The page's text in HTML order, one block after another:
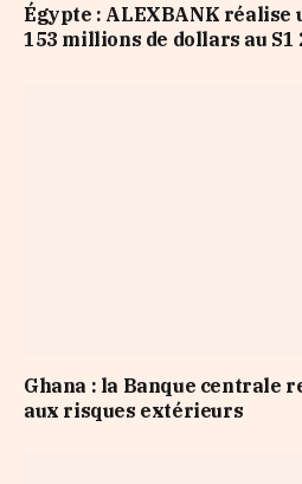
Égypte : ALEXBANK réalise
153 millions de dollars au S1
Ghana : la Banque centrale
aux risques extérieurs